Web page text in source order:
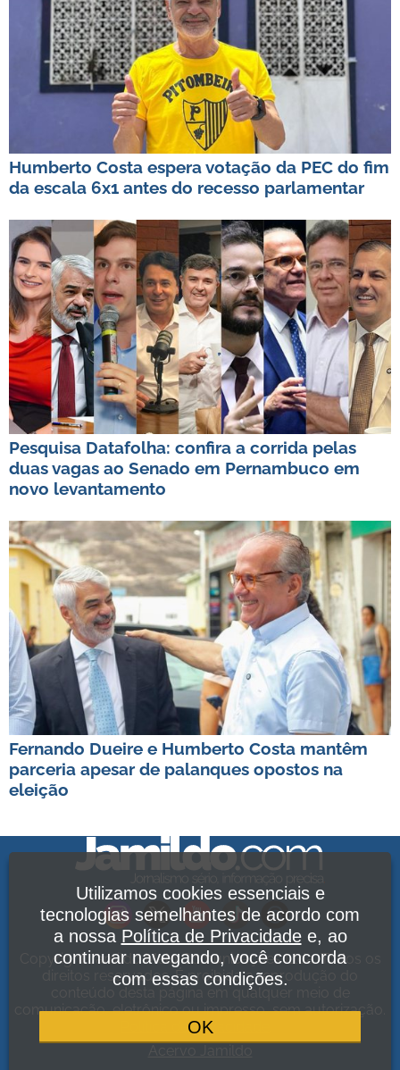
Humberto Costa espera votação da PEC do fim
da escala 6x1 antes do recesso parlamentar
Pesquisa Datafolha: confira a corrida pelas
duas vagas ao Senado em Pernambuco em
novo levantamento
Fernando Dueire e Humberto Costa mantêm
parceria apesar de palanques opostos na
eleição
Copyright Jamildo Melo Comunicações Ltda. Todos os
direitos reservados. É proibida a reprodução do
conteúdo desta página em qualquer meio de
comunicação, eletrônico ou impresso, sem autorização.
Política de Privacidade
Utilizamos cookies essenciais e
tecnologias semelhantes de acordo com
a nossa Política de Privacidadee, ao
continuar navegando, você concorda
com essas condições.
OK